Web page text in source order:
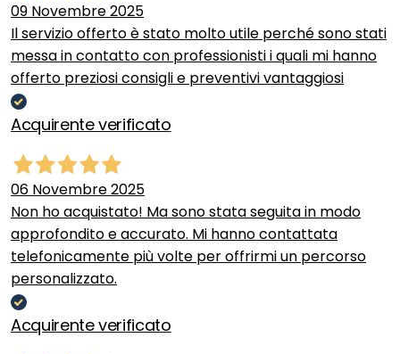
09 Novembre 2025
Il servizio offerto è stato molto utile perché sono stati
messa in contatto con professionisti i quali mi hanno
offerto preziosi consigli e preventivi vantaggiosi
Acquirente verificato
06 Novembre 2025
Non ho acquistato! Ma sono stata seguita in modo
approfondito e accurato. Mi hanno contattata
telefonicamente più volte per offrirmi un percorso
personalizzato.
Acquirente verificato